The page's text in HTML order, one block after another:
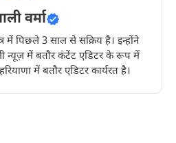
वर्मा
में पिछले 3 साल से सक्रिय है। इन्होंने
में बतौर कंटेंट एडिटर के रूप में
में बतौर एडिटर कार्यरत है।